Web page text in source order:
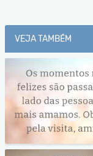
VEJA TAMBÉM